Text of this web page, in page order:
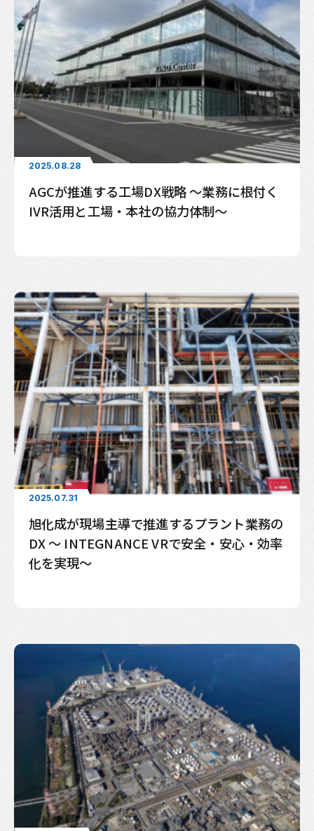
2025.08.28
AGCが推進する工場DX戦略 ～業務に根付く
IVR活用と工場・本社の協力体制～
2025.07.31
旭化成が現場主導で推進するプラント業務の
DX 〜 INTEGNANCE VRで安全・安心・効率
化を実現～